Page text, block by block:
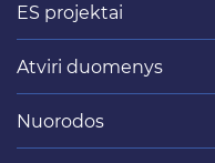
ES projektai
Atviri duomenys
Nuorodos